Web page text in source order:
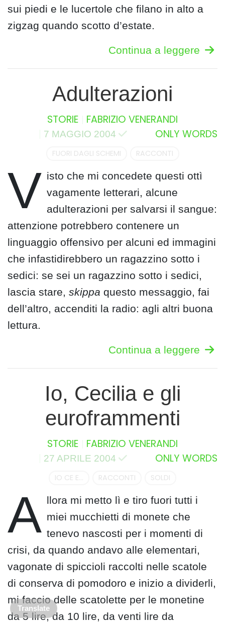
sui piedi e le lucertole che filano in alto a
zigzag quando scotto d’estate.
Continua a leggere
Adulterazioni
STORIE FABRIZIO VENERANDI
7 MAGGIO 2004 ONLY WORDS
FUORI DAGLI SCHEMI RACCONTI
V isto che mi concedete questi ottì
vagamente letterari, alcune
adulterazioni per salvarsi il sangue:
attenzione potrebbero contenere un
linguaggio offensivo per alcuni ed immagini
che infastidirebbero un ragazzino sotto i
sedici: se sei un ragazzino sotto i sedici,
lascia stare, skippa questo messaggio, fai
dell’altro, accenditi la radio: agli altri buona
lettura.
Continua a leggere
Io, Cecilia e gli
euroframmenti
STORIE FABRIZIO VENERANDI
27 APRILE 2004 ONLY WORDS
IO CE E... RACCONTI SOLDI
A llora mi metto lì e tiro fuori tutti i
miei mucchietti di monete che
tenevo nascosti per i momenti di
crisi, da quando andavo alle elementari,
vagonate di spiccioli raccolti nelle scatole
di conserva di pomodoro e inizio a dividerli,
mi faccio delle scatolette per le monetine
da 5 lire, da 10 lire, da venti lire da
Translate